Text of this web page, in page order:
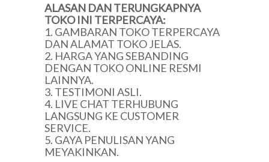
ALASAN DAN TERUNGKAPNYA
TOKO INI TERPERCAYA:
1. GAMBARAN TOKO TERPERCAYA
DAN ALAMAT TOKO JELAS.
2. HARGA YANG SEBANDING
DENGAN TOKO ONLINE RESMI
LAINNYA.
3. TESTIMONI ASLI.
4. LIVE CHAT TERHUBUNG
LANGSUNG KE CUSTOMER
SERVICE.
5. GAYA PENULISAN YANG
MEYAKINKAN.